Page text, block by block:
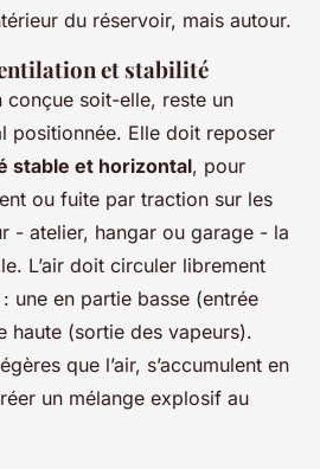
du réservoir, mais autour.
et stabilité
conçue soit-elle, reste un
positionnée. Elle doit reposer
stable et horizontal, pour
ou fuite par traction sur les
- atelier, hangar ou garage - la
L’air doit circuler librement
une en partie basse (entrée
haute (sortie des vapeurs).
que l’air, s’accumulent en
un mélange explosif au